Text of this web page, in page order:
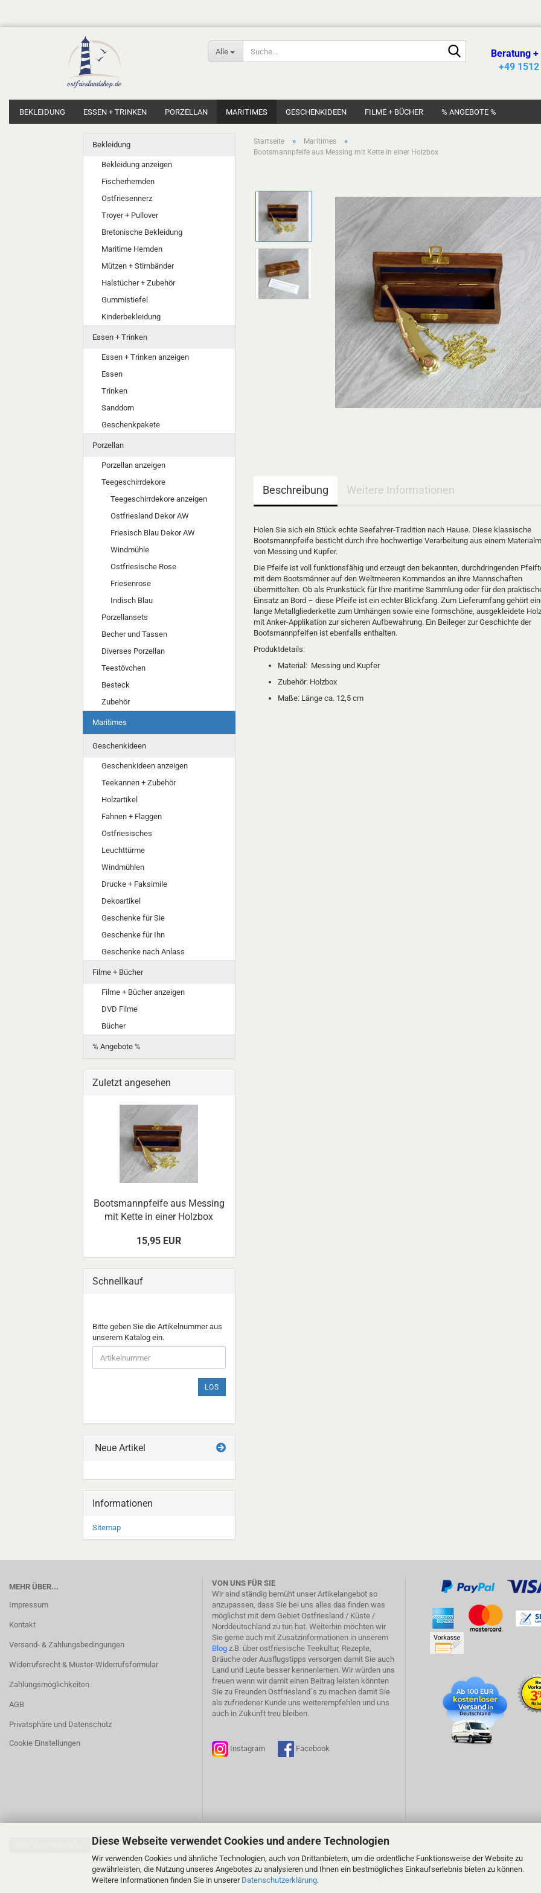
Diese Webseite verwendet Cookies und andere Technologien
Wir verwenden Cookies und ähnliche Technologien, auch von Drittanbietern, um die ordentliche Funktionsweise der Website zu
gewährleisten, die Nutzung unseres Angebotes zu analysieren und Ihnen ein bestmögliches Einkaufserlebnis bieten zu können.
Weitere Informationen finden Sie in unserer Datenschutzerklärung.
Alle
Beratung
+49
BEKLEIDUNG ESSEN + TRINKEN PORZELLAN MARITIMES GESCHENKIDEEN FILME + BÜCHER % ANGEBOTE %
Startseite » Maritimes »
Bootsmannpfeife aus Messing mit Kette in einer Holzbox
Beschreibung Weitere Informationen
Holen Sie sich ein Stück echte Seefahrer-Tradition nach Hause. Diese klassische
Bootsmannpfeife besticht durch ihre hochwertige Verarbeitung aus einem
von Messing und Kupfer.
Die Pfeife ist voll funktionsfähig und erzeugt den bekannten, durchdringenden
mit dem Bootsmänner auf den Weltmeeren Kommandos an ihre Mannschaften
übermittelten. Ob als Prunkstück für Ihre maritime Sammlung oder für den
Einsatz an Bord – diese Pfeife ist ein echter Blickfang. Zum Lieferumfang gehört
lange Metallgliederkette zum Umhängen sowie eine formschöne, ausgekleidete
mit Anker-Applikation zur sicheren Aufbewahrung. Ein Beileger zur Geschichte der
Bootsmannpfeifen ist ebenfalls enthalten.
Produktdetails:
Material: Messing und Kupfer
Zubehör: Holzbox
Maße: Länge ca. 12,5 cm
Bekleidung
Bekleidung anzeigen
Fischerhemden
Ostfriesennerz
Troyer + Pullover
Bretonische Bekleidung
Maritime Hemden
Mützen + Stirnbänder
Halstücher + Zubehör
Gummistiefel
Kinderbekleidung
Essen + Trinken
Essen + Trinken anzeigen
Essen
Trinken
Sanddorn
Geschenkpakete
Porzellan
Porzellan anzeigen
Teegeschirrdekore
Teegeschirrdekore anzeigen
Ostfriesland Dekor AW
Friesisch Blau Dekor AW
Windmühle
Ostfriesische Rose
Friesenrose
Indisch Blau
Porzellansets
Becher und Tassen
Diverses Porzellan
Teestövchen
Besteck
Zubehör
Maritimes
Geschenkideen
Geschenkideen anzeigen
Teekannen + Zubehör
Holzartikel
Fahnen + Flaggen
Ostfriesisches
Leuchttürme
Windmühlen
Drucke + Faksimile
Dekoartikel
Geschenke für Sie
Geschenke für Ihn
Geschenke nach Anlass
Filme + Bücher
Filme + Bücher anzeigen
DVD Filme
Bücher
% Angebote %
Zuletzt angesehen
Bootsmannpfeife aus Messing
mit Kette in einer Holzbox
15,95 EUR
Schnellkauf
BITTE
GEBEN
SIE
DIE
ARTIKELNUMMER
Bitte geben Sie die Artikelnummer aus
unserem Katalog ein.
LOS
Neue Artikel
Informationen
Sitemap
MEHR ÜBER...
Impressum
Kontakt
Versand- & Zahlungsbedingungen
Widerrufsrecht & Muster-Widerrufsformular
Zahlungsmöglichkeiten
AGB
Privatsphäre und Datenschutz
Cookie Einstellungen
VON UNS FÜR SIE
Wir sind ständig bemüht unser Artikelangebot so
anzupassen, dass Sie bei uns alles das finden was
möglichst mit dem Gebiet Ostfriesland / Küste /
Norddeutschland zu tun hat. Weiterhin möchten wir
Sie gerne auch mit Zusatzinformationen in unserem
Blog z.B. über ostfriesische Teekultur, Rezepte,
Bräuche oder Ausflugstipps versorgen damit Sie auch
Land und Leute besser kennenlernen. Wir würden uns
freuen wenn wir damit einen Beitrag leisten könnten
Sie zu Freunden Ostfriesland´s zu machen damit Sie
als zufriedener Kunde uns weiterempfehlen und uns
auch in Zukunft treu bleiben.
Instagram Facebook
Webshop